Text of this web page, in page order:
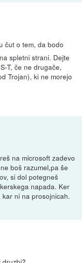
čut o tem, da bodo
na spletni strani. Dejte
T, če ne drugače,
Trojan), ki ne morejo
na microsoft zadevo
boš razumel,pa še
si dol potegneš
napada. Ker
ni na prosojnicah.